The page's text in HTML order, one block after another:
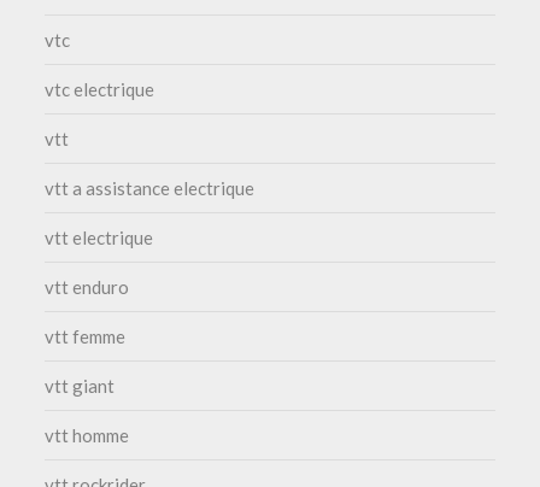
vtc
vtc electrique
vtt
vtt a assistance electrique
vtt electrique
vtt enduro
vtt femme
vtt giant
vtt homme